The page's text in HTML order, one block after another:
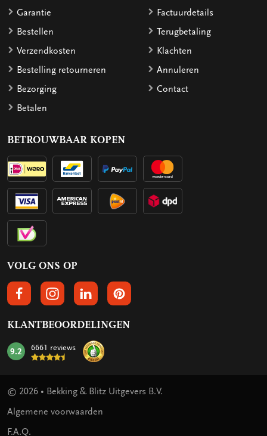
Garantie
Bestellen
Verzendkosten
Bestelling retourneren
Bezorging
Betalen
Factuurdetails
Terugbetaling
Klachten
Annuleren
Contact
BETROUWBAAR KOPEN
VOLG ONS OP
VOLGS ONS OP FACEBOOK
VOLG ONS OP INSTAGRAM
VOLG ONS OP LINKEDIN
VOLG ONS OP PINTEREST
KLANTBEOORDELINGEN
mark:
9.2 6661 reviews
© 2026 • Bekking & Blitz Uitgevers B.V.
Algemene voorwaarden
F.A.Q.